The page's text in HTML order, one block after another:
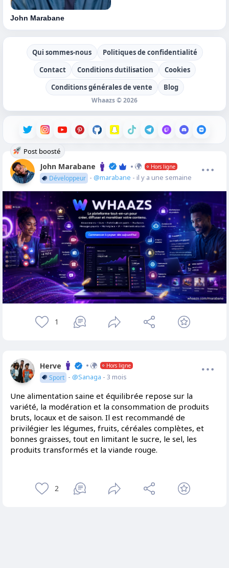
John Marabane
Qui sommes-nous
Politiques de confidentialité
Contact
Conditions dutilisation
Cookies
Conditions générales de vente
Blog
Whaazs © 2026
Post boosté
John Marabane Hors ligne
Développeur - @marabane - il y a une semaine
1
Herve Hors ligne
Sport - @Sanaga - 3 mois
Une alimentation saine et équilibrée repose sur la
variété, la modération et la consommation de produits
bruts, locaux et de saison. Il est recommandé de
privilégier les légumes, fruits, céréales complètes, et
bonnes graisses, tout en limitant le sucre, le sel, les
produits transformés et la viande rouge.
2